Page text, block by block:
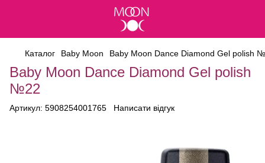
Каталог Baby Moon Baby Moon Dance Diamond Gel polish
Baby Moon Dance Diamond Gel polish
№22
Артикул: 5908254001765 Написати відгук